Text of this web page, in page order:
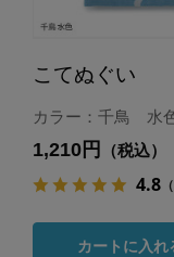
こてぬぐい
カラー：千鳥 水
1,210円 （税込）
4.8
カートに入れ